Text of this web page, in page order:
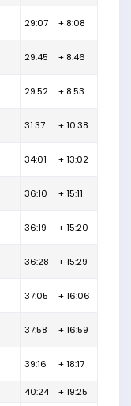
29:07 + 8:08
29:45 + 8:46
29:52 + 8:53
31:37 + 10:38
34:01 + 13:02
36:10 + 15:11
36:19 + 15:20
36:28 + 15:29
37:05 + 16:06
37:58 + 16:59
39:16 + 18:17
40:24 + 19:25